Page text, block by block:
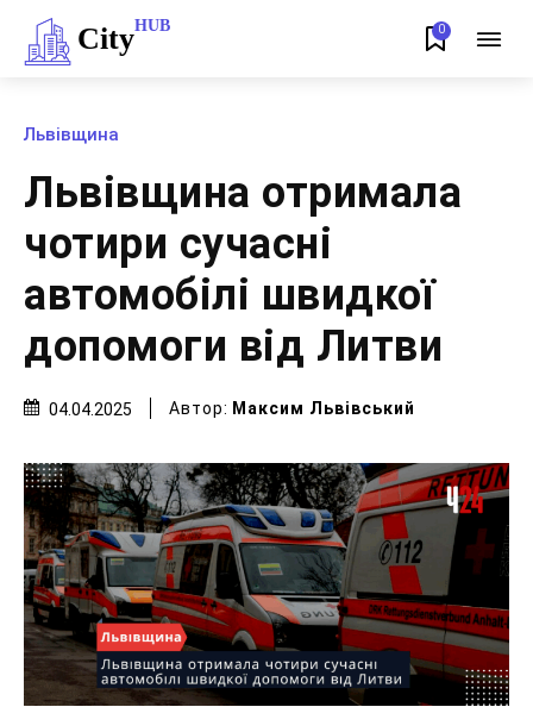
CityHUB 0
Львівщина
Львівщина отримала
чотири сучасні
автомобілі швидкої
допомоги від Литви
04.04.2025 Автор: Максим Львівський